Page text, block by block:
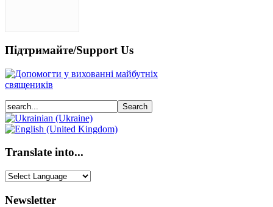
Підтримайте/Support Us
Translate into...
Newsletter